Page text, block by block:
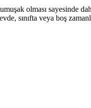
olması sayesinde
sınıfta veya boş